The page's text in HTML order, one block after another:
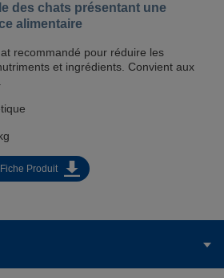
des chats présentant une
alimentaire
recommandé pour réduire les
et ingrédients. Convient aux
Fiche Produit